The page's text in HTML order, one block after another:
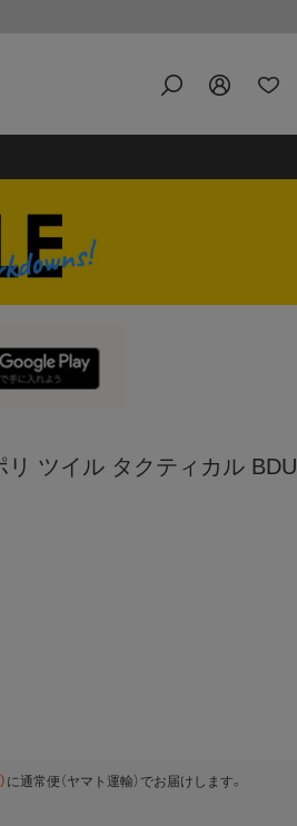
ツイル タクティカル BDU
に通常便（ヤマト運輸） でお届けします。